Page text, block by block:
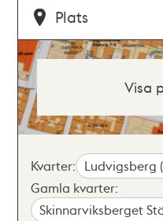
Plats
Visa
Kvarter: Ludvigsberg
Gamla kvarter:
Skinnarviksberget